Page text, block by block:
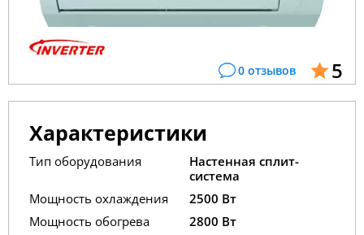
0 отзывов 5
Характеристики
Тип оборудования
Настенная сплит-
система
Мощность охлаждения
2500 Вт
Мощность обогрева
2800 Вт